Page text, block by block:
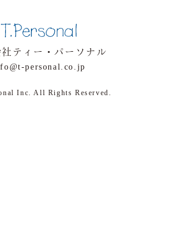
ティー・パーソナル
personal.co.jp
Inc. All Rights Reserved.